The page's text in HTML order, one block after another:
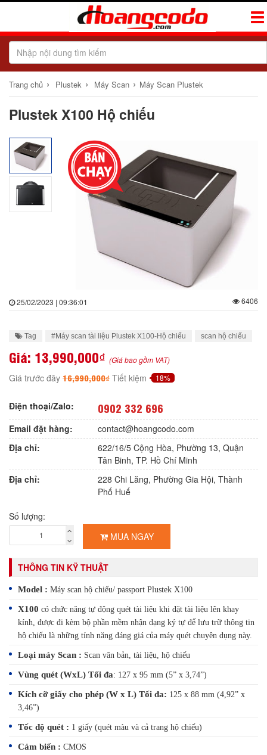
Trang chủ › Plustek › Máy Scan › Máy Scan Plustek
Plustek X100 Hộ chiếu
25/02/2023 | 09:36:01 6406
Tag #Máy scan tài liệu Plustek X100-Hộ chiếu scan hộ chiếu
Giá: 13,990,000₫ (Giá bao gồm VAT)
Giá trước đây 16,990,000₫ Tiết kiệm 18%
Điện thoại/Zalo: 0902 332 696
Email đặt hàng:
contact@hoangcodo.com
Địa chỉ:
622/16/5 Cộng Hòa, Phường 13, Quận
Tân Binh, TP. Hồ Chí Minh
Địa chỉ:
228 Chi Lăng, Phường Gia Hội, Thành
Phố Huế
Số lượng:
MUA NGAY
THÔNG TIN KỸ THUẬT
Model : Máy scan hộ chiếu/ passport Plustek X100
X100 có chức năng tự động quét tài liệu khi đặt tài liệu lên khay
kính, được đi kèm bộ phần mềm nhận dạng ký tự để lưu trữ thông tin
hộ chiếu là những tính năng đáng giá của máy quét chuyên dụng này.
Loại máy Scan : Scan văn bản, tài liệu, hộ chiếu
Vùng quét (WxL) Tối đa: 127 x 95 mm (5” x 3,74”)
Kích cỡ giấy cho phép (W x L) Tối đa: 125 x 88 mm (4,92” x
3,46”)
Tốc độ quét : 1 giấy (quét màu và cả trang hộ chiếu)
Cảm biến : CMOS